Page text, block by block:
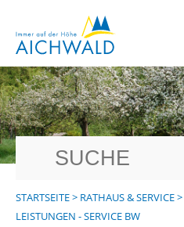
STARTSEITE> RATHAUS & SERVICE>
LEISTUNGEN - SERVICE BW